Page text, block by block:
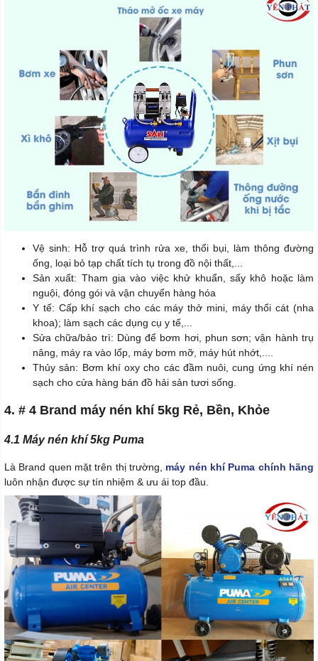
Vệ sinh: Hỗ trợ quá trình rửa xe, thổi bụi, làm thông đường
ống, loại bỏ tạp chất tích tụ trong đồ nội thất,...
Sản xuất: Tham gia vào việc khử khuẩn, sấy khô hoặc làm
nguội, đóng gói và vận chuyển hàng hóa
Y tế: Cấp khí sạch cho các máy thở mini, máy thổi cát (nha
khoa); làm sạch các dụng cụ y tế,...
Sửa chữa/bảo trì: Dùng để bơm hơi, phun sơn; vận hành trụ
nâng, máy ra vào lốp, máy bơm mỡ, máy hút nhớt,....
Thủy sản: Bơm khí oxy cho các đầm nuôi, cung ứng khí nén
sạch cho cửa hàng bán đồ hải sản tươi sống.
4. # 4 Brand máy nén khí 5kg Rẻ, Bền, Khỏe
4.1 Máy nén khí 5kg Puma
Là Brand quen mặt trên thị trường, máy nén khí Puma chính hãng
luôn nhận được sự tín nhiệm & ưu ái top đầu.